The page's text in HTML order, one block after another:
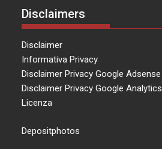
Disclaimers
Disclaimer
Informativa Privacy
Disclaimer Privacy Google Adsense
Disclaimer Privacy Google Analytics
Licenza
Depositphotos